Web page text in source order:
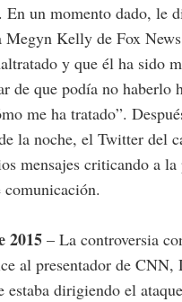
En un momento dado, le
Megyn Kelly de Fox
y que él ha sido
de que podía no haberlo
me ha tratado”.
la noche, el Twitter del
mensajes criticando a la
2015 – La controversia
al presentador de CNN,
dirigiendo el